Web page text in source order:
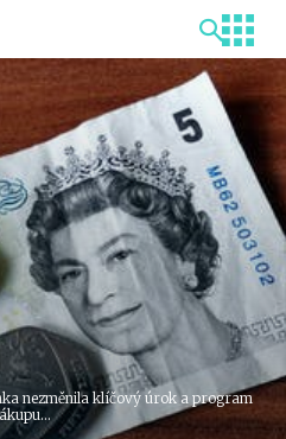
nezměnila klíčový úrok a program